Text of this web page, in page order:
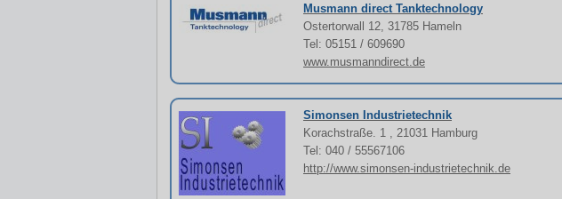
Musmann direct Tanktechnology
Ostertorwall 12, 31785 Hameln
Tel: 05151 / 609690
www.musmanndirect.de
Simonsen Industrietechnik
Korachstraße. 1 , 21031 Hamburg
Tel: 040 / 55567106
http://www.simonsen-industrietechnik.de